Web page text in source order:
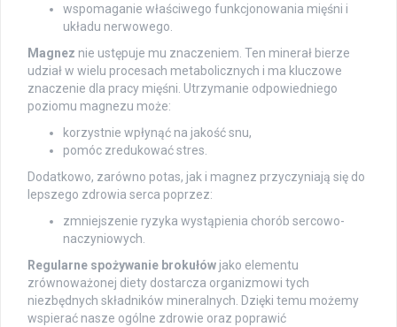
wspomaganie właściwego funkcjonowania mięśni i
układu nerwowego.
Magnez nie ustępuje mu znaczeniem. Ten minerał bierze
udział w wielu procesach metabolicznych i ma kluczowe
znaczenie dla pracy mięśni. Utrzymanie odpowiedniego
poziomu magnezu może:
korzystnie wpłynąć na jakość snu,
pomóc zredukować stres.
Dodatkowo, zarówno potas, jak i magnez przyczyniają się do
lepszego zdrowia serca poprzez:
zmniejszenie ryzyka wystąpienia chorób sercowo-
naczyniowych.
Regularne spożywanie brokułów jako elementu
zrównoważonej diety dostarcza organizmowi tych
niezbędnych składników mineralnych. Dzięki temu możemy
wspierać nasze ogólne zdrowie oraz poprawić